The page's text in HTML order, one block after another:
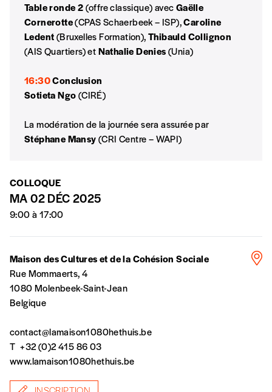
Les mots de passe ne correspondent pas
NB: Vous pouvez choisir de participer
financièrement à tout moment, même après
avoir reçu plusieurs numéros. Ce paiement
volonté de soutenir nos activités.
NOS
FORMULES
Abonnement
1 an = 5 numéros
20€*/an
*Prix indicatif, frais de port inclus
Par numéro
5€*
*Prix indicatif, frais de port inclus
Table ronde 2(offre classique) avecGaëlle
Cornerotte(CPAS Schaerbeek – ISP),Caroline
Ledent(Bruxelles Formation),Thibauld Collignon
(AIS Quartiers) etNathalie Denies(Unia)
16:30Conclusion
Sotieta Ngo(CIRÉ)
La modération de la journée sera assurée par
Stéphane Mansy(CRI Centre – WAPI)
COLLOQUE
MA 02 DÉC 2025
9:00 à 17:00
Maison des Cultures et de la Cohésion Sociale
Rue Mommaerts, 4
1080 Molenbeek-Saint-Jean
Belgique
contact@lamaison1080hethuis.be
T +32 (0)2 415 86 03
www.lamaison1080hethuis.be